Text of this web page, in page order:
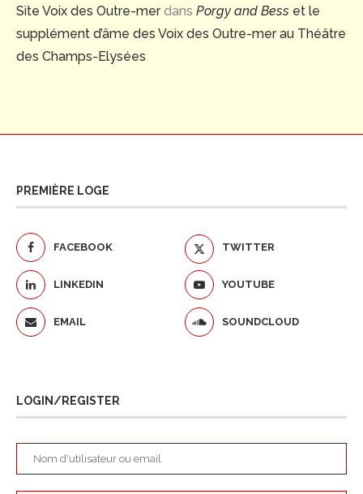
Site Voix des Outre-merdans Porgy and Bess et le
supplément d’âme des Voix des Outre-mer au Théâtre
des Champs-Elysées
PREMIÈRE LOGE
FACEBOOK TWITTER
LINKEDIN YOUTUBE
EMAIL SOUNDCLOUD
LOGIN/REGISTER